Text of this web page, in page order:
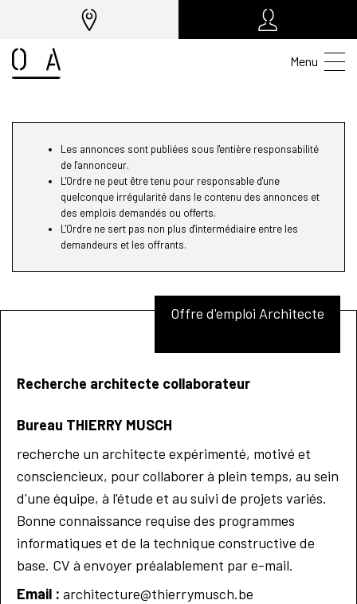
Menu
Les annonces sont publiées sous l'entière responsabilité
de l'annonceur.
L'Ordre ne peut être tenu pour responsable d'une
quelconque irrégularité dans le contenu des annonces et
des emplois demandés ou offerts.
L'Ordre ne sert pas non plus d'intermédiaire entre les
demandeurs et les offrants.
Offre d'emploi Architecte
Recherche architecte collaborateur
Bureau THIERRY MUSCH
recherche un architecte expérimenté, motivé et
consciencieux, pour collaborer à plein temps, au sein
d'une équipe, à l'étude et au suivi de projets variés.
Bonne connaissance requise des programmes
informatiques et de la technique constructive de
base. CV à envoyer préalablement par e-mail.
Email : architecture@thierrymusch.be